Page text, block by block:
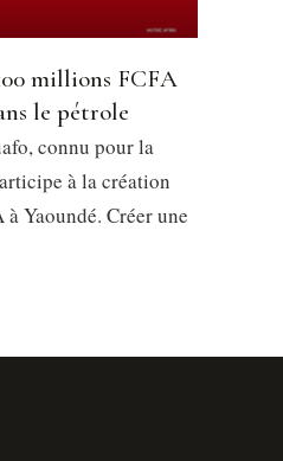
millions FCFA
le pétrole
connu pour la
à la création
Yaoundé. Créer une